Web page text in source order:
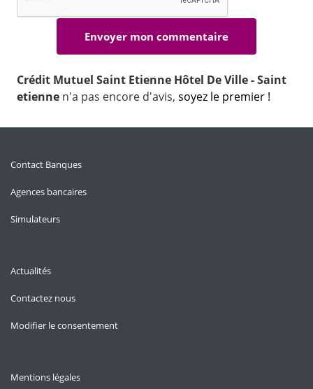
Crédit Mutuel Saint Etienne Hôtel De Ville - Saint
etienne n'a pas encore d'avis, soyez le premier !
Contact Banques
Agences bancaires
Simulateurs
Actualités
Contactez nous
Modifier le consentement
Mentions légales